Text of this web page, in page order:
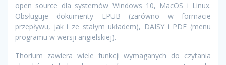
open source dla systemów Windows 10, MacOS i Linux.
Obsługuje dokumenty EPUB (zarówno w formacie
przepływu, jak i ze stałym układem), DAISY i PDF (menu
programu w wersji angielskiej).
Thorium zawiera wiele funkcji wymaganych do czytania